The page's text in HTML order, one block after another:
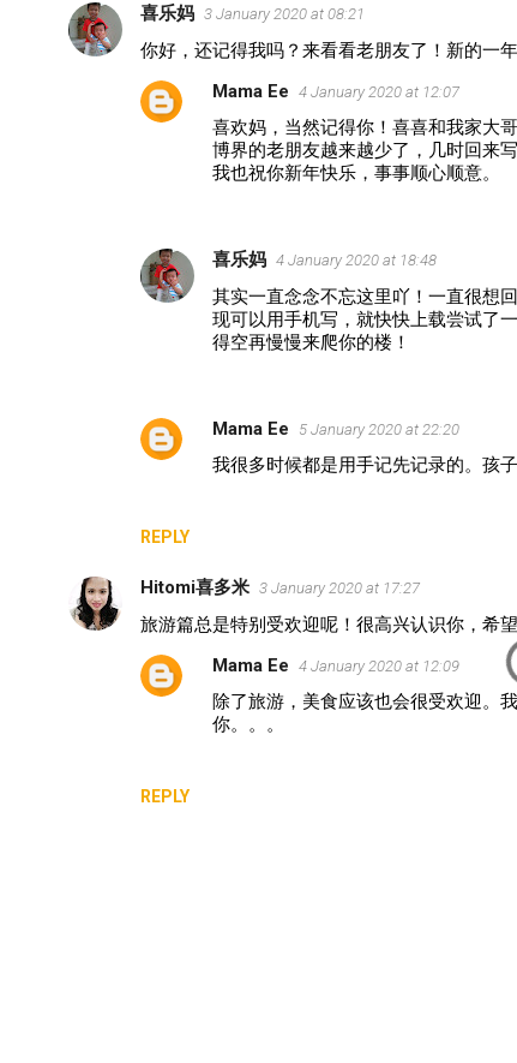
C
o
喜乐妈 3 January 2020 at 08:21
你好，还记得我吗？来看看老朋友了！新的一
REPLY
Mama Ee 4 January 2020 at 12:07
喜欢妈，当然记得你！喜喜和我家大哥
博界的老朋友越来越少了，几时回来
我也祝你新年快乐，事事顺心顺意。
喜乐妈 4 January 2020 at 18:48
其实一直念念不忘这里吖！一直很想
现可以用手机写，就快快上载尝试了
得空再慢慢来爬你的楼！
Mama Ee 5 January 2020 at 22:20
我很多时候都是用手记先记录的。孩
Hitomi喜多米 3 January 2020 at 17:27
旅游篇总是特别受欢迎呢！很高兴认识你，希
REPLY
Mama Ee 4 January 2020 at 12:09
除了旅游，美食应该也会很受欢迎。
你。。。